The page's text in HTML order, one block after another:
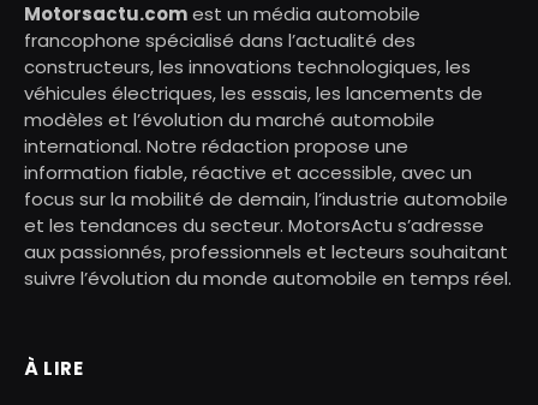
Motorsactu.comest un média automobile
francophone spécialisé dans l’actualité des
constructeurs, les innovations technologiques, les
véhicules électriques, les essais, les lancements de
modèles et l’évolution du marché automobile
international. Notre rédaction propose une
information fiable, réactive et accessible, avec un
focus sur la mobilité de demain, l’industrie automobile
et les tendances du secteur. MotorsActu s’adresse
aux passionnés, professionnels et lecteurs souhaitant
suivre l’évolution du monde automobile en temps réel.
À LIRE